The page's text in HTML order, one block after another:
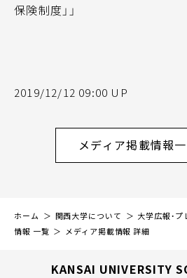
保険制度」」
2019/12/12 09:00 UP
メディア掲載情報
ホーム 関西大学について 大学広報・
情報 一覧
メディア掲載情報 詳細
KANSAI UNIVERSITY